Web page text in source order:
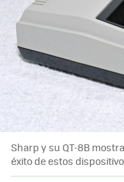
Sharp y su QT-8B
éxito de estos